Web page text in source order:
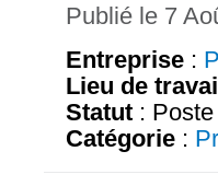
Publié le 7
Entreprise :
Lieu de
Statut :
Catégorie :